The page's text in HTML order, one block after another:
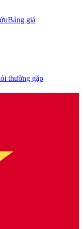
Bảng giá
thường gặp